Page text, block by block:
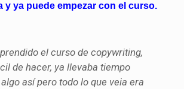
y ya puede empezar con el curso.
el curso de copywriting,
de hacer, ya llevaba tiempo
así pero todo lo que veia era